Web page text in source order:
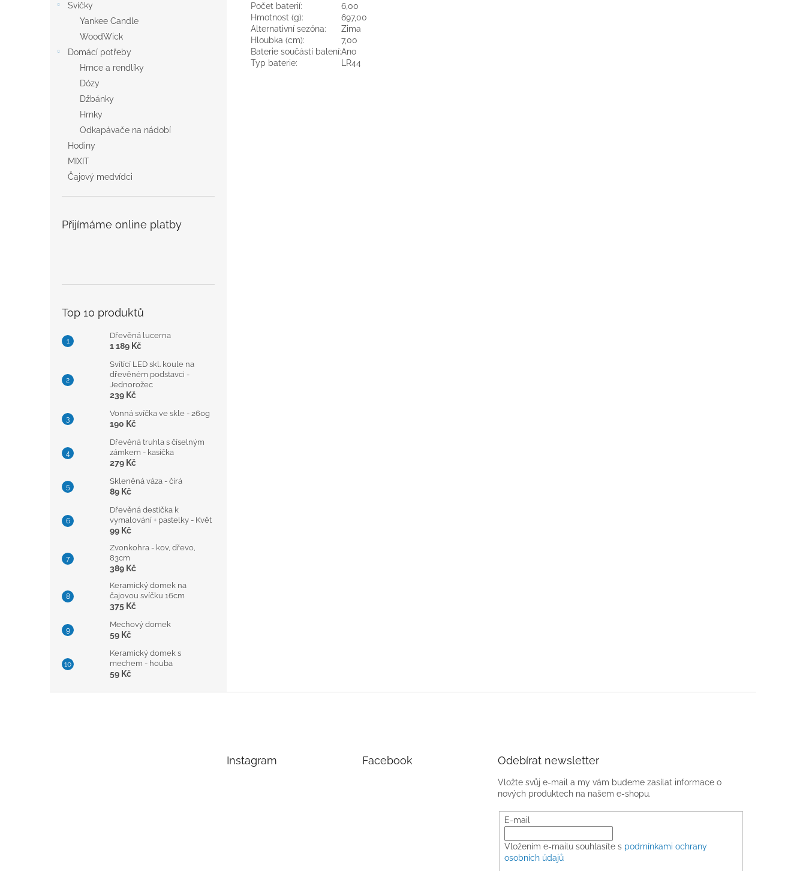
Svíčky
Yankee Candle
WoodWick
Domácí potřeby
Hrnce a rendlíky
Dózy
Džbánky
Hrnky
Odkapávače na nádobí
Hodiny
MIXIT
Čajový medvídci
Přijímáme online platby
Top 10 produktů
Dřevěná lucerna
1 189 Kč
Svítící LED skl. koule na
dřevěném podstavci -
Jednorožec
239 Kč
Vonná svíčka ve skle - 260g
190 Kč
Dřevěná truhla s číselným
zámkem - kasička
279 Kč
Skleněná váza - čirá
89 Kč
Dřevěná destička k
vymalování + pastelky - Květ
99 Kč
Zvonkohra - kov, dřevo,
83cm
389 Kč
Keramický domek na
čajovou svíčku 16cm
375 Kč
Mechový domek
59 Kč
Keramický domek s
mechem - houba
59 Kč
Počet baterií:
6,00
Hmotnost (g):
697,00
Alternativní sezóna:
Zima
Hloubka (cm):
7,00
Baterie součástí balení:Ano
Typ baterie:
LR44
Instagram Facebook Odebírat newsletter
Vložte svůj e-mail a my vám budeme zasílat informace o
nových produktech na našem e-shopu.
E-mail
Vložením e-mailu souhlasíte s podmínkami ochrany
osobních údajů